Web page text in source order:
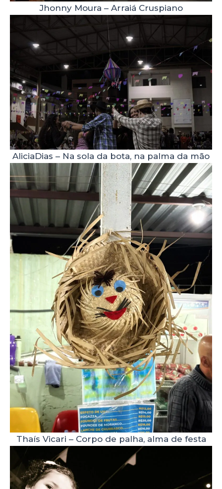
Jhonny Moura – Arraiá Cruspiano
AliciaDias – Na sola da bota, na palma da mão
Thaís Vicari – Corpo de palha, alma de festa